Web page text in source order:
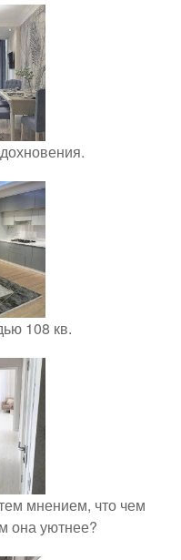
108 кв.
мнением, что чем
она уютнее?